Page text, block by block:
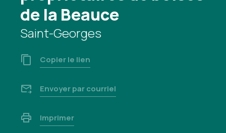
de la Beauce
Saint-Georges
Copier le lien
Envoyer par courriel
Imprimer